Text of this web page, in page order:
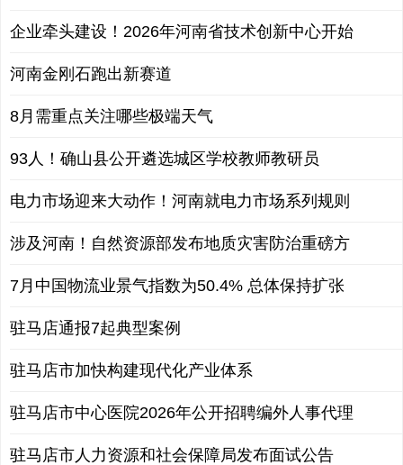
企业牵头建设！2026年河南省技术创新中心开始
河南金刚石跑出新赛道
8月需重点关注哪些极端天气
93人！确山县公开遴选城区学校教师教研员
电力市场迎来大动作！河南就电力市场系列规则
涉及河南！自然资源部发布地质灾害防治重磅方
7月中国物流业景气指数为50.4% 总体保持扩张
驻马店通报7起典型案例
驻马店市加快构建现代化产业体系
驻马店市中心医院2026年公开招聘编外人事代理
驻马店市人力资源和社会保障局发布面试公告